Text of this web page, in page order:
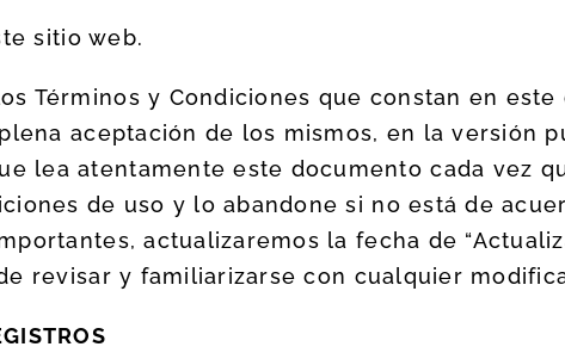
sitio web.
Términos y Condiciones que constan en
aceptación de los mismos, en la versión
lea atentamente este documento cada vez
de uso y lo abandone si no está de
actualizaremos la fecha de
revisar y familiarizarse con cualquier